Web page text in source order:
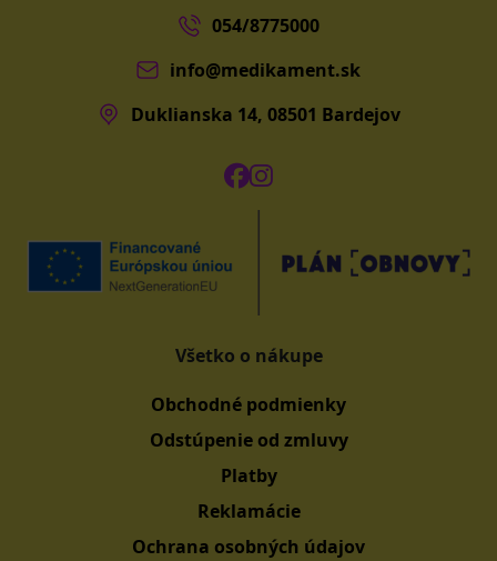
054/8775000
info@medikament.sk
Duklianska 14, 08501 Bardejov
Všetko o nákupe
Obchodné podmienky
Odstúpenie od zmluvy
Platby
Reklamácie
Ochrana osobných údajov